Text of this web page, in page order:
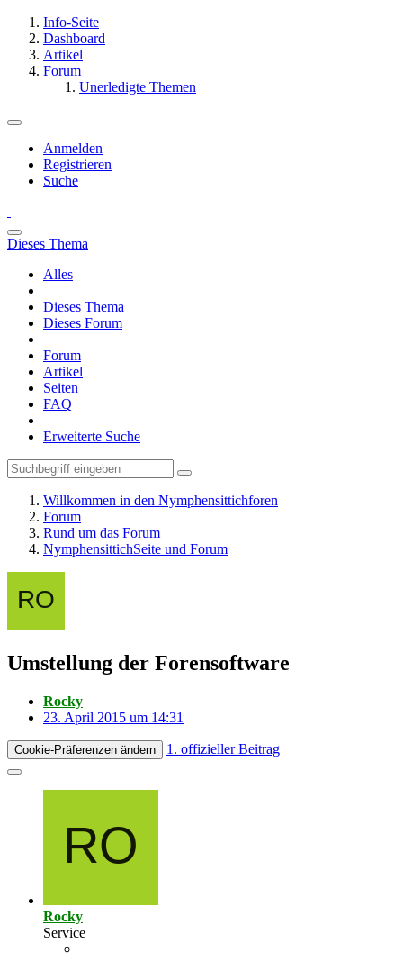
Info-Seite
Dashboard
Artikel
Forum
Unerledigte Themen
Anmelden
Registrieren
Suche
Dieses Thema
Alles
Dieses Thema
Dieses Forum
Forum
Artikel
Seiten
FAQ
Erweiterte Suche
Willkommen in den Nymphensittichforen
Forum
Rund um das Forum
NymphensittichSeite und Forum
Umstellung der Forensoftware
Rocky
23. April 2015 um 14:31
Cookie-Präferenzen ändern 1. offizieller Beitrag
Rocky
Service